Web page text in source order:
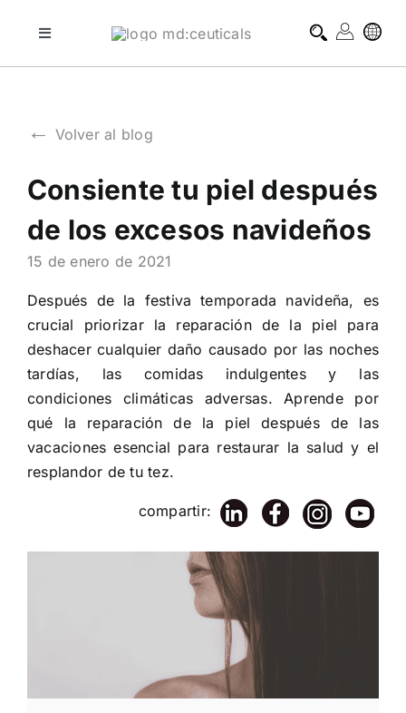
Toggle
tratamientos domiciliarios
blog
sobre md:ceuticals
contacto
← Volver al blog
Consiente tu piel después
de los excesos navideños
15 de enero de 2021
Después de la festiva temporada navideña, es
crucial priorizar la reparación de la piel para
deshacer cualquier daño causado por las noches
tardías, las comidas indulgentes y las
condiciones climáticas adversas. Aprende por
qué la reparación de la piel después de las
vacaciones esencial para restaurar la salud y el
resplandor de tu tez.
compartir: